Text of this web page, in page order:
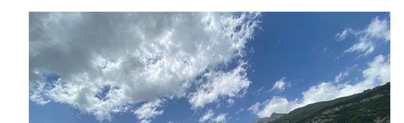
ボルボ
ジープ
ヒョンデ
BYD
その他
国産車 レクサス トヨタ
日産
ホンダ
スバル
マツダ